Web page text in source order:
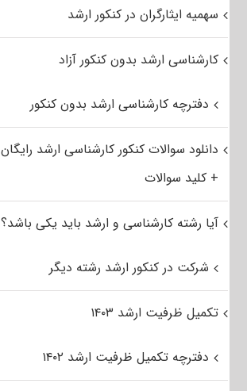
سهمیه ایثارگران در کنکور ارشد
کارشناسی ارشد بدون کنکور آزاد
دفترچه کارشناسی ارشد بدون کنکور
دانلود سوالات کنکور کارشناسی ارشد رایگان
+ کلید سوالات
آیا رشته کارشناسی و ارشد باید یکی باشد؟
شرکت در کنکور ارشد رشته دیگر
تکمیل ظرفیت ارشد ۱۴۰۳
دفترچه تکمیل ظرفیت ارشد ۱۴۰۲